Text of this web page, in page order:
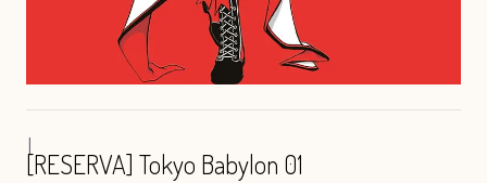
|
[RESERVA] Tokyo Babylon 01